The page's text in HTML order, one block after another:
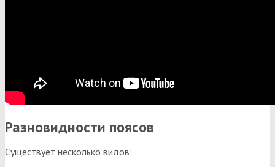
Разновидности поясов
Существует несколько видов: